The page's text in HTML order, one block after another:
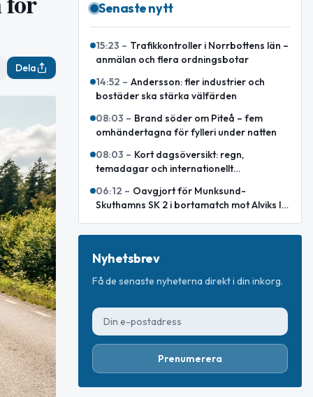
Dela
Senaste nytt
15:23 – Trafikkontroller i Norrbottens län –
anmälan och flera ordningsbotar
14:52 – Andersson: fler industrier och
bostäder ska stärka välfärden
08:03 – Brand söder om Piteå – fem
omhändertagna för fylleri under natten
08:03 – Kort dagsöversikt: regn,
temadagar och internationellt
06:12 – Oavgjort för Munksund-
Skuthamns SK 2 i bortamatch mot Alviks IK
Nyhetsbrev
Få de senaste nyheterna direkt i din inkorg.
Prenumerera